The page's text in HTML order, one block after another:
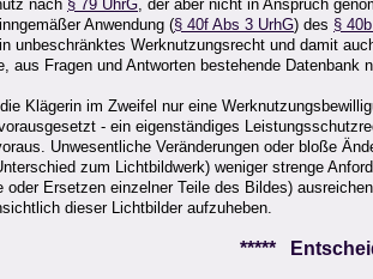
nach § 79 UhrG , der aber nicht in Anspruch
Anwendung (§ 40f Abs 3 UrhG) des §
unbeschränktes Werknutzungsrecht und damit
aus Fragen und Antworten bestehende
Klägerin im Zweifel nur eine
- ein eigenständiges
Unwesentliche Veränderungen oder bloße
zum Lichtbildwerk) weniger strenge
oder Ersetzen einzelner Teile des Bildes)
dieser Lichtbilder aufzuheben.
*****